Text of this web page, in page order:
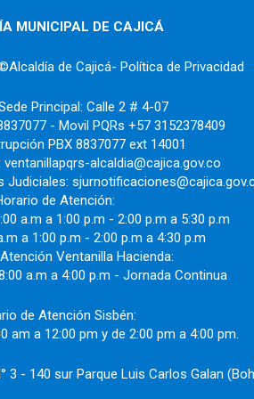
MUNICIPAL DE CAJICÁ
de Cajicá- Política de Privacidad
Principal: Calle 2 # 4-07
- Movil PQRs +57 3152378409
PBX 8837077 ext 14001
alcaldia@cajica.gov.co
de Atención:
a.m a 1:00 p.m - 2:00 p.m a 5:30 p.m
a 1:00 p.m - 2:00 p.m a 4:30 p.m
Ventanilla Hacienda:
a.m a 4:00 p.m - Jornada Continua
de Atención Sisbén:
am a 12:00 pm y de 2:00 pm a 4:00 pm.
3 - 140 sur Parque Luis Carlos Galan